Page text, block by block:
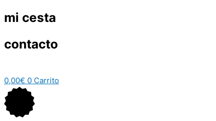
mi cesta
contacto
0,00€ 0 Carrito